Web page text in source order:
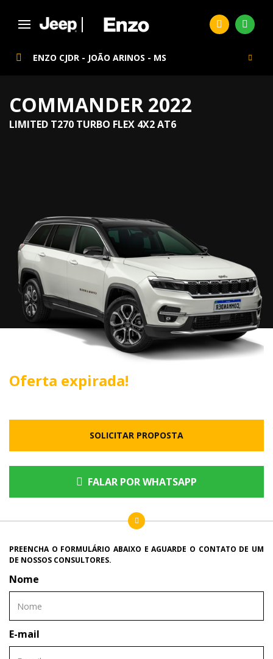
ENZO CJDR - JOÃO ARINOS - MS
COMMANDER 2022
LIMITED T270 TURBO FLEX 4X2 AT6
Oferta expirada!
SOLICITAR PROPOSTA
FALAR POR WHATSAPP
PREENCHA O FORMULÁRIO ABAIXO E AGUARDE O CONTATO DE UM
DE NOSSOS CONSULTORES.
Nome
E-mail